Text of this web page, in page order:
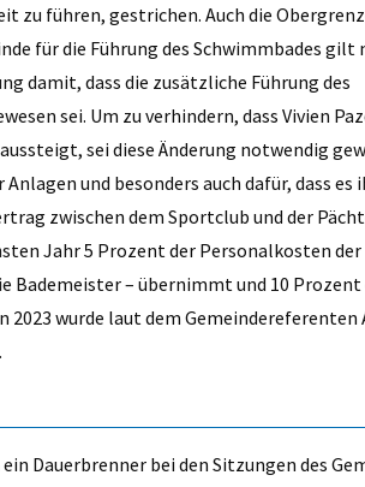
führen, gestrichen. Auch die
für die Führung des Schwimmbades gilt
damit, dass die zusätzliche Führung des
sei. Um zu verhindern, dass Vivien
sei diese Änderung notwendig
und besonders auch dafür, dass es
zwischen dem Sportclub und der
Jahr 5 Prozent der Personalkosten der
Bademeister – übernimmt und 10
wurde laut dem
Dauerbrenner bei den Sitzungen des